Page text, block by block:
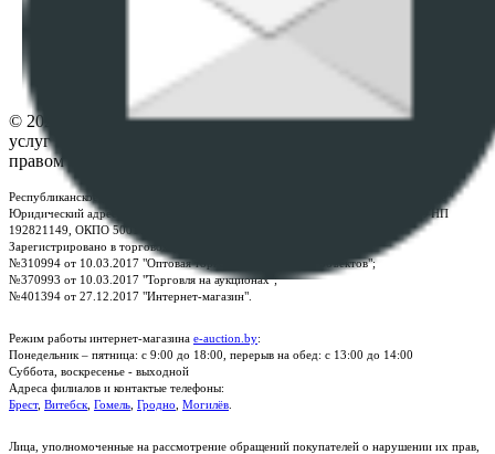
Настройки cookie-файлов
© 2026 Республиканское унитарное предприятие по оказанию
услуг "БелЮрОбеспечение" - Все права защищены авторским
правом
Республиканское унитарное предприятие по оказанию услуг "БелЮрОбеспечение"
Юридический адрес: г. Минск, пр-т. Дзержинского, 1Б, e-mail:
, УНП
192821149, ОКПО 500111895000
Зарегистрировано в торговом реестре Республики Беларусь:
№310994 от 10.03.2017 "Оптовая торговля без торговых объектов";
№370993 от 10.03.2017 "Торговля на аукционах";
№401394 от 27.12.2017 "Интернет-магазин".
Режим работы интернет-магазина e-auction.by:
Понедельник – пятница: с 9:00 до 18:00, перерыв на обед: с 13:00 до 14:00
Суббота, воскресенье - выходной
Адреса филиалов и контактые телефоны:
Брест, Витебск Гомель Гродно Могилёв
Лица, уполномоченные на рассмотрение обращений покупателей о нарушении их прав,